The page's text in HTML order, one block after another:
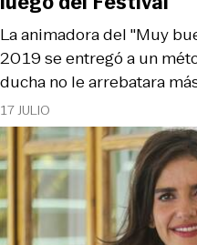
17 JULIO
La animadora del "Muy
2019 se entregó a un
ducha no le arrebatara